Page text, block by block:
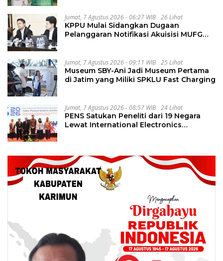
Jumat, 7 Agustus 2026 - 06:27 WIB 26 Lihat
KPPU Mulai Sidangkan Dugaan
Pelanggaran Notifikasi Akuisisi MUFG
Jumat, 7 Agustus 2026 - 09:11 WIB 25 Lihat
Museum SBY-Ani Jadi Museum Pertama
di Jatim yang Miliki SPKLU Fast Charging
Jumat, 7 Agustus 2026 - 08:57 WIB 24 Lihat
PENS Satukan Peneliti dari 19 Negara
Lewat International Electronics